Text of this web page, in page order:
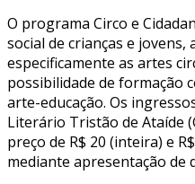
O programa Circo e
social de crianças e jovens,
especificamente as artes
possibilidade de formação
arte-educação. Os
Literário Tristão de Ataíde
preço de R$ 20 (inteira) e
mediante apresentação